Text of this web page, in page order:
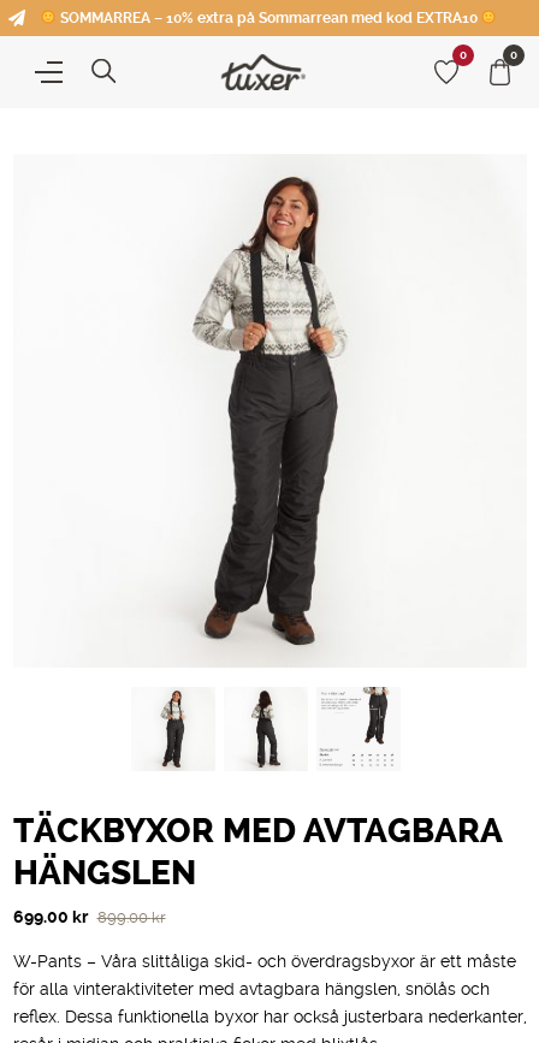
SOMMARREA – 10% extra på Sommarrean med kod EXTRA10
0 0
TÄCKBYXOR MED AVTAGBARA
HÄNGSLEN
899.00kr
Det
priset
var:
899.00 kr.
699.00 kr
Det
priset
är:
699.00 kr.
W-Pants – Våra slittåliga skid- och överdragsbyxor är ett måste
för alla vinteraktiviteter med avtagbara hängslen, snölås och
reflex. Dessa funktionella byxor har också justerbara nederkanter,